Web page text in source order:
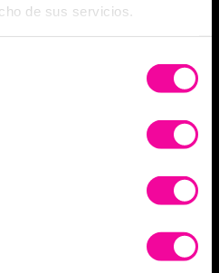
de sus servicios.